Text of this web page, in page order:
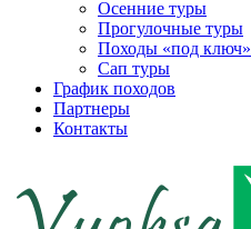
Осенние туры
Прогулочные туры
Походы «под ключ»
Сап туры
График походов
Партнеры
Контакты